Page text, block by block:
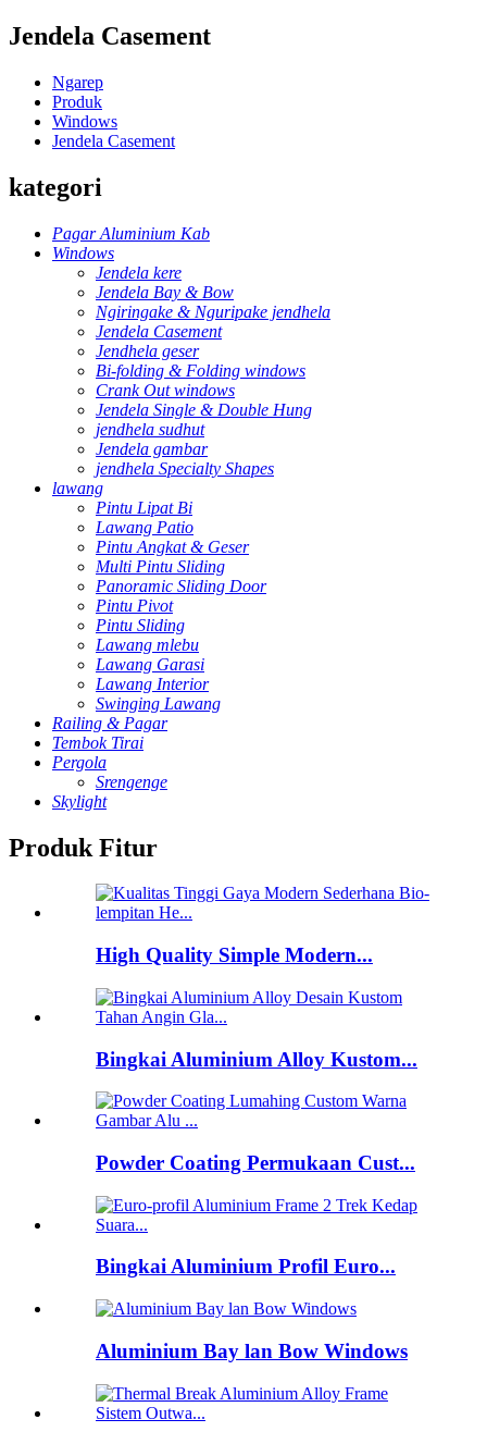
Jendela Casement
Ngarep
Produk
Windows
Jendela Casement
kategori
Pagar Aluminium Kab
Windows
Jendela kere
Jendela Bay & Bow
Ngiringake & Nguripake jendhela
Jendela Casement
Jendhela geser
Bi-folding & Folding windows
Crank Out windows
Jendela Single & Double Hung
jendhela sudhut
Jendela gambar
jendhela Specialty Shapes
lawang
Pintu Lipat Bi
Lawang Patio
Pintu Angkat & Geser
Multi Pintu Sliding
Panoramic Sliding Door
Pintu Pivot
Pintu Sliding
Lawang mlebu
Lawang Garasi
Lawang Interior
Swinging Lawang
Railing & Pagar
Tembok Tirai
Pergola
Srengenge
Skylight
Produk Fitur
High Quality Simple Modern...
Bingkai Aluminium Alloy Kustom...
Powder Coating Permukaan Cust...
Bingkai Aluminium Profil Euro...
Aluminium Bay lan Bow Windows